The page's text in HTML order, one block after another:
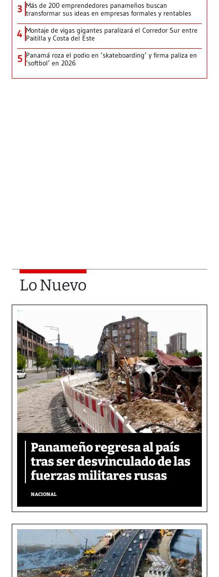
3 Más de 200 emprendedores panameños buscan
transformar sus ideas en empresas formales y rentables
4 Montaje de vigas gigantes paralizará el Corredor Sur entre
Paitilla y Costa del Este
5 Panamá roza el podio en ‘skateboarding’ y firma paliza en
‘softbol’ en 2026
Lo Nuevo
Panameño regresa al país
tras ser desvinculado de las
fuerzas militares rusas
NACIONAL